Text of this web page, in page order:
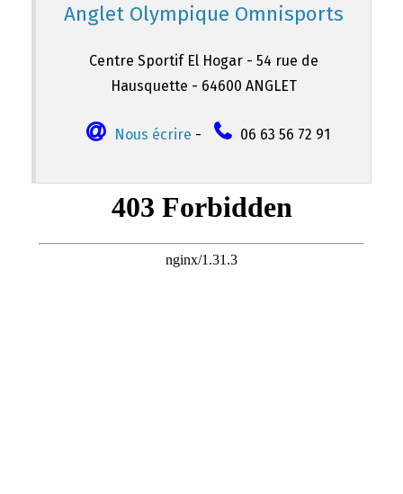
Anglet Olympique Omnisports
Centre Sportif El Hogar - 54 rue de
Hausquette - 64600 ANGLET
Nous écrire - 06 63 56 72 91